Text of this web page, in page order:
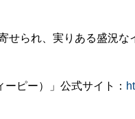
せられ、実りある盛況な
ピー）」公式サイト：